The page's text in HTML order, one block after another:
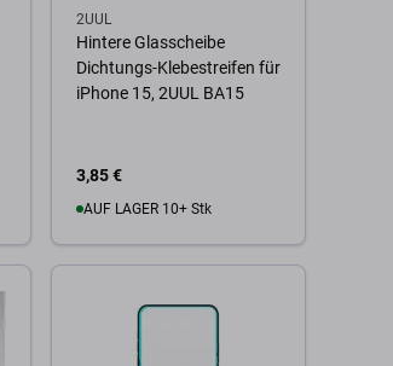
2UUL
Hintere Glasscheibe
Dichtungs-Klebestreifen für
iPhone 15, 2UUL BA15
3,85 €
AUF LAGER 10+ Stk